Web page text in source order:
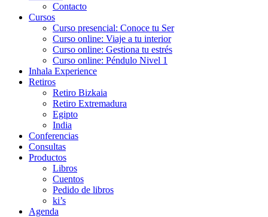
Contacto
Cursos
Curso presencial: Conoce tu Ser
Curso online: Viaje a tu interior
Curso online: Gestiona tu estrés
Curso online: Péndulo Nivel 1
Inhala Experience
Retiros
Retiro Bizkaia
Retiro Extremadura
Egipto
India
Conferencias
Consultas
Productos
Libros
Cuentos
Pedido de libros
ki’s
Agenda